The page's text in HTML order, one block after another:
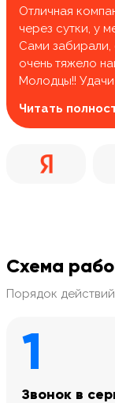
Отличная
через сутки, у
Сами забирали,
очень тяжело
Молодцы!!
Читать
Схема
Порядок
1
Звонок в